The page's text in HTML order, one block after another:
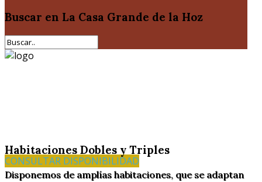
Buscar en La Casa Grande de la Hoz
Habitaciones Dobles y Triples
Disponemos de amplías habitaciones, que se adaptan
CONSULTAR DISPONIBILIDAD